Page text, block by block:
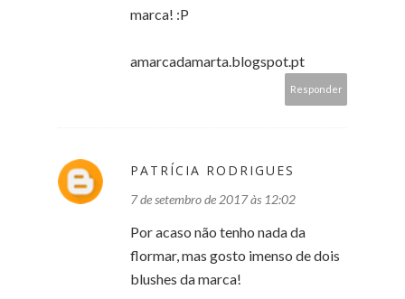
marca! :P
amarcadamarta.blogspot.pt
Responder
PATRÍCIA RODRIGUES
7 de setembro de 2017 às 12:02
Por acaso não tenho nada da
flormar, mas gosto imenso de dois
blushes da marca!